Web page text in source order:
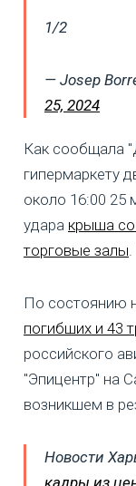
1/2
— Josep
25, 2024
Как сообщала
гипермаркету
около 16:00 25
удара крыша
торговые залы
По состоянию
погибших и 43
российского
"Эпицентр" на
возникшем в
Новости
кадры из